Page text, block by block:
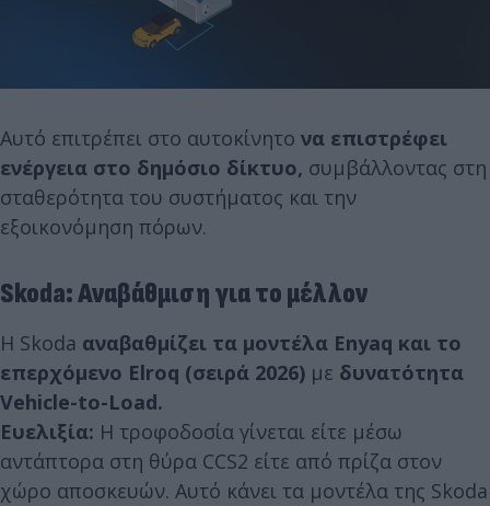
Αυτό επιτρέπει στο αυτοκίνητο να επιστρέφει
ενέργεια στο δημόσιο δίκτυο, συμβάλλοντας στη
σταθερότητα του συστήματος και την
εξοικονόμηση πόρων.
Skoda: Αναβάθμιση για το μέλλον
Η Skoda αναβαθμίζει τα μοντέλα Enyaq και το
επερχόμενο Elroq (σειρά 2026) με δυνατότητα
Vehicle-to-Load.
Ευελιξία: Η τροφοδοσία γίνεται είτε μέσω
αντάπτορα στη θύρα CCS2 είτε από πρίζα στον
χώρο αποσκευών. Αυτό κάνει τα μοντέλα της Skoda